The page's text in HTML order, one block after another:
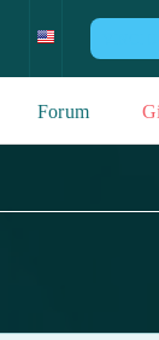
Forum